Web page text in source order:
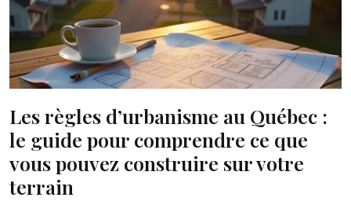
Les règles d’urbanisme au Québec :
le guide pour comprendre ce que
vous pouvez construire sur votre
terrain